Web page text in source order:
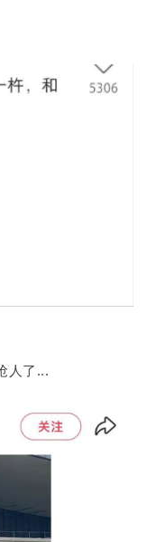
人了...